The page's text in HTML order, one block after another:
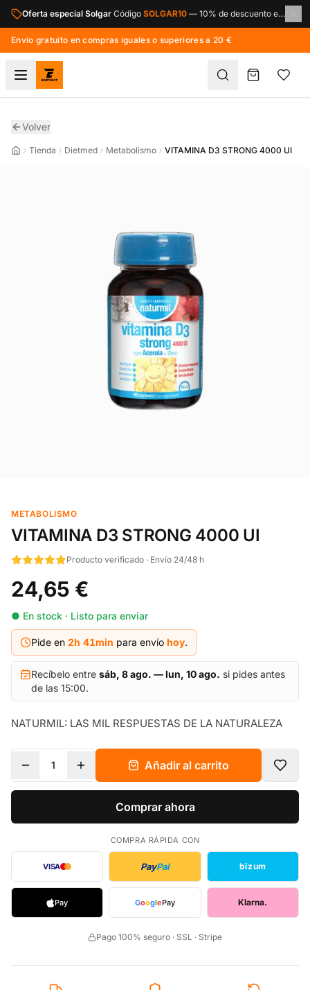
Saltar al contenido principal
Oferta especial Solgar Código SOLGAR10 — 10% de descuento en toda la marca Solgar.
Envío gratuito en compras iguales o superiores a 20 €
Volver
Tienda Dietmed Metabolismo VITAMINA D3 STRONG 4000 UI
METABOLISMO
VITAMINA D3 STRONG 4000 UI
Producto verificado · Envío 24/48 h
24,65 €
● En stock · Listo para enviar
Pide en 2h 41min para envío hoy.
Recíbelo entre sáb, 8 ago. — lun, 10 ago. si pides antes
de las 15:00.
NATURMIL: LAS MIL RESPUESTAS DE LA NATURALEZA
1 Añadir al carrito
Comprar ahora
COMPRA RÁPIDA CON
VISA PayPal bizum
Pay GooglePay Klarna.
Pago 100% seguro · SSL · Stripe